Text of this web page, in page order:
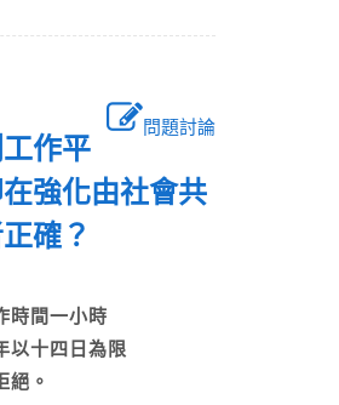
問題討論
作平
強化由社會共
確？
時間一小時
以十四日為限
絕。